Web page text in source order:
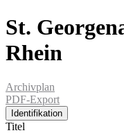
St.
Rhein
Archivplan
PDF-Export
Identifikation
Titel